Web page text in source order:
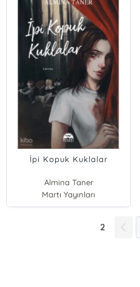
İpi Kopuk Kuklalar
Almina Taner
Martı Yayınları
2